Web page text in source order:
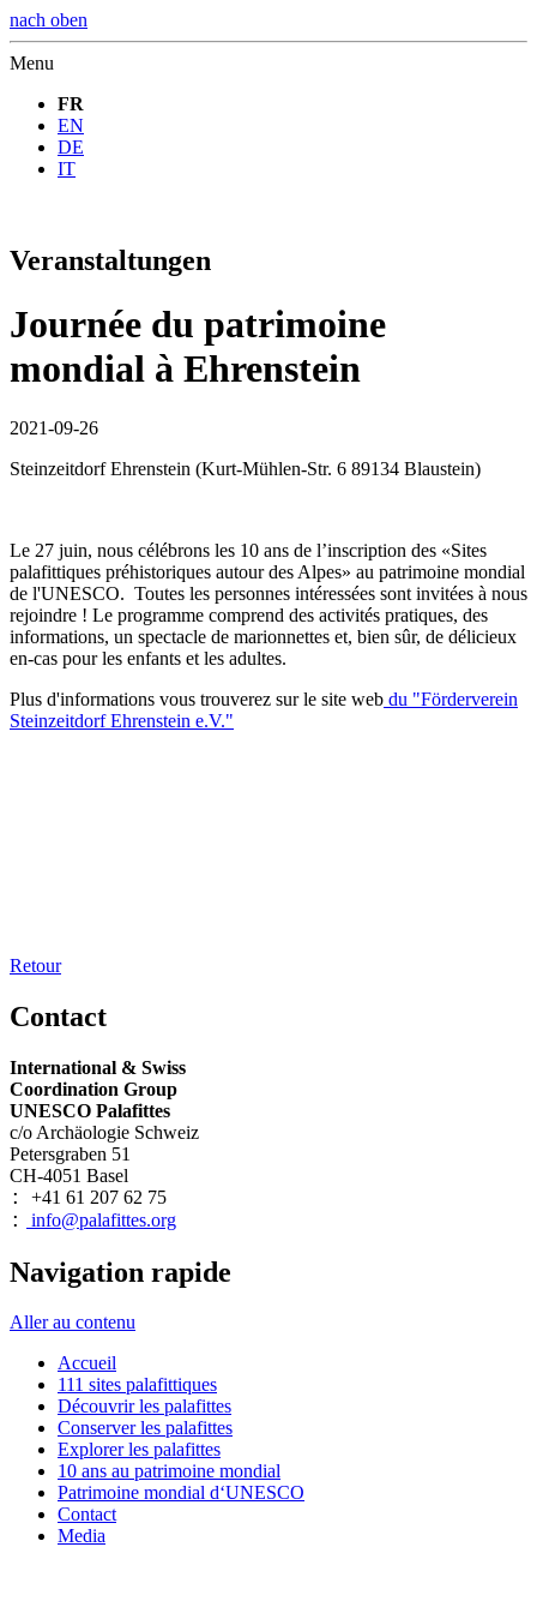
nach oben
Menu
FR
EN
DE
IT
Veranstaltungen
Journée du patrimoine
mondial à Ehrenstein
2021-09-26
Steinzeitdorf Ehrenstein (Kurt-Mühlen-Str. 6 89134 Blaustein)
Le 27 juin, nous célébrons les 10 ans de l’inscription des «Sites
palafittiques préhistoriques autour des Alpes» au patrimoine mondial
de l'UNESCO. Toutes les personnes intéressées sont invitées à nous
rejoindre ! Le programme comprend des activités pratiques, des
informations, un spectacle de marionnettes et, bien sûr, de délicieux
en-cas pour les enfants et les adultes.
Plus d'informations vous trouverez sur le site web du "Förderverein
Steinzeitdorf Ehrenstein e.V."
Retour
Contact
International & Swiss
Coordination Group
UNESCO Palafittes
c/o Archäologie Schweiz
Petersgraben 51
CH-4051 Basel
: +41 61 207 62 75
: info@palafittes.org
Navigation rapide
Aller au contenu
Accueil
111 sites palafittiques
Découvrir les palafittes
Conserver les palafittes
Explorer les palafittes
10 ans au patrimoine mondial
Patrimoine mondial d‘UNESCO
Contact
Media